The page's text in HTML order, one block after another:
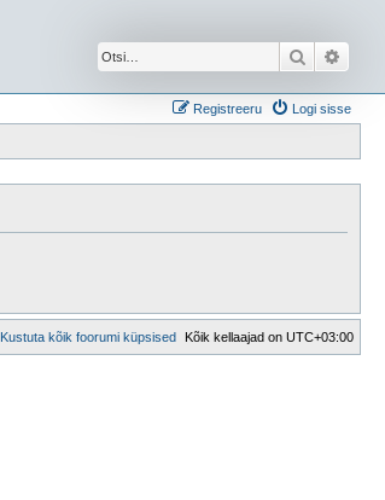
Otsi
Logi sisse
Registreeru
Kõik kellaajad on UTC+03:00
Kustuta kõik foorumi küpsised